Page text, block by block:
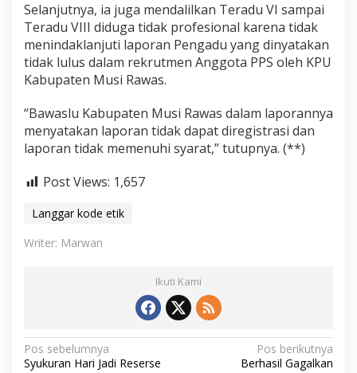
Selanjutnya, ia juga mendalilkan Teradu VI sampai
Teradu VIII diduga tidak profesional karena tidak
menindaklanjuti laporan Pengadu yang dinyatakan
tidak lulus dalam rekrutmen Anggota PPS oleh KPU
Kabupaten Musi Rawas.
“Bawaslu Kabupaten Musi Rawas dalam laporannya
menyatakan laporan tidak dapat diregistrasi dan
laporan tidak memenuhi syarat,” tutupnya. (**)
Post Views: 1,657
Langgar kode etik
Writer: Marwan
Ikuti Kami
N
Pos sebelumnya
Syukuran Hari Jadi Reserse
Pos berikutnya
Berhasil Gagalkan